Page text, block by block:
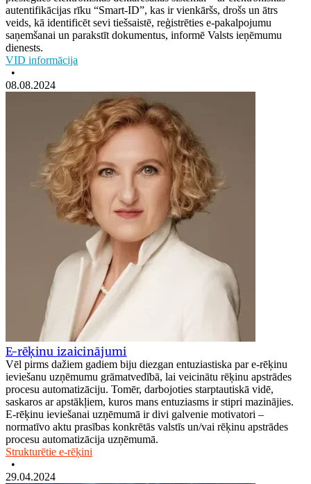
autentifikācijas rīku “Smart-ID”, kas ir vienkāršs, drošs un ātrs
veids, kā identificēt sevi tiešsaistē, reģistrēties e-pakalpojumu
saņemšanai un parakstīt dokumentus, informē Valsts ieņēmumu
dienests.
VID informācija
•
08.08.2024
E-rēķinu izaicinājumi
Vēl pirms dažiem gadiem biju diezgan entuziastiska par e-rēķinu
ieviešanu uzņēmumu grāmatvedībā, lai veicinātu rēķinu apstrādes
procesu automatizāciju. Tomēr, darbojoties starptautiskā vidē,
saskaros ar apstākļiem, kuros mans entuziasms ir stipri mazinājies.
E-rēķinu ieviešanai uzņēmumā ir divi galvenie motivatori –
normatīvo aktu prasības konkrētās valstīs un/vai rēķinu apstrādes
procesu automatizācija uzņēmumā.
Strukturētie e-rēķini
•
29.04.2024